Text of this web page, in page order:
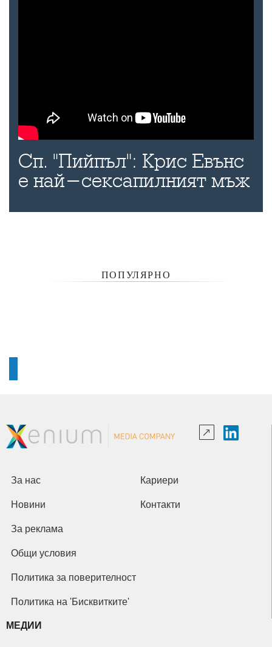
Сп. "Пийпъл": Крис Евънс
е най-сексапилният мъж
ПОПУЛЯРНО
За нас Кариери
Новини Контакти
За реклама
Общи условия
Политика за поверителност
Политика на 'Бисквитките'
МЕДИИ